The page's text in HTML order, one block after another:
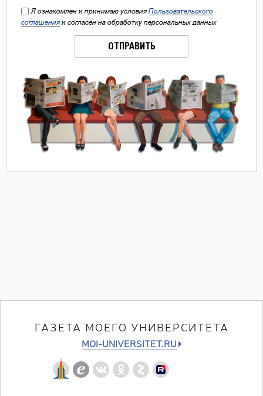
Я ознакомлен и принимаю условия Пользовательского
соглашения и согласен на обработку персональных данных
ОТПРАВИТЬ
ГАЗЕТА МОЕГО УНИВЕРСИТЕТА
MOI-UNIVERSITET.RU